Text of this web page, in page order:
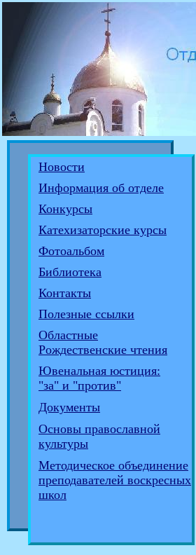
Новости
Информация об отделе
Конкурсы
Катехизаторские курсы
Фотоальбом
Библиотека
Контакты
Полезные ссылки
Областные
Рождественские чтения
Ювенальная юстиция:
"за" и "против"
Документы
Основы православной
культуры
Методическое объединение
преподавателей воскресных
школ